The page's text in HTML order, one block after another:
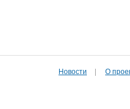
Новости О